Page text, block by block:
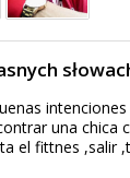
una chica
el fittnes ,salir